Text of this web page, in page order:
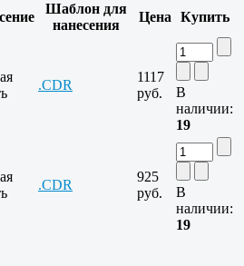
Шаблон для
нанесения
Цена Купить
.CDR
1117
руб.
В
наличии:
19
.CDR
925
руб.
В
наличии:
19